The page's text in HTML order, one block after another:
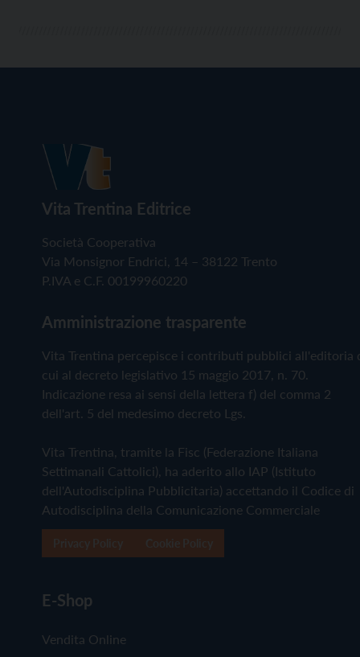
Vita Trentina Editrice
Società Cooperativa
Via Monsignor Endrici, 14 – 38122 Trento
P.IVA e C.F. 00199960220
Amministrazione trasparente
Vita Trentina percepisce i contributi pubblici all'editoria
cui al decreto legislativo 15 maggio 2017, n. 70.
Indicazione resa ai sensi della lettera f) del comma 2
dell'art. 5 del medesimo decreto Lgs.
Vita Trentina, tramite la Fisc (Federazione Italiana
Settimanali Cattolici), ha aderito allo IAP (Istituto
dell'Autodisciplina Pubblicitaria) accettando il Codice di
Autodisciplina della Comunicazione Commerciale
E-Shop
Vendita Online